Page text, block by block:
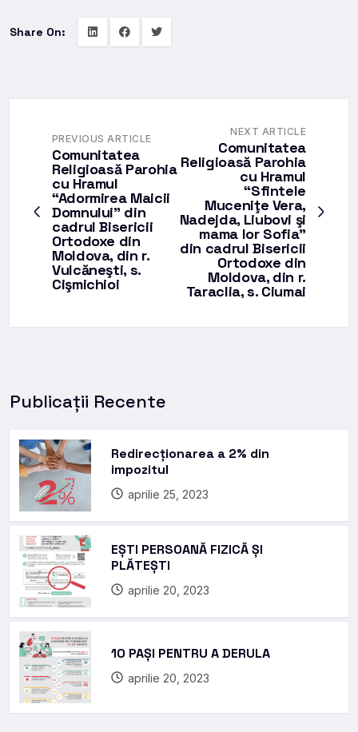
Share On:
PREVIOUS ARTICLE
Comunitatea
Religioasă Parohia
cu Hramul
“Adormirea Maicii
Domnului” din
cadrul Bisericii
Ortodoxe din
Moldova, din r.
Vulcăneşti, s.
Cişmichioi
NEXT ARTICLE
Comunitatea
Religioasă Parohia
cu Hramul
“Sfintele
Muceniţe Vera,
Nadejda, Liubovi şi
mama lor Sofia”
din cadrul Bisericii
Ortodoxe din
Moldova, din r.
Taraclia, s. Ciumai
Publicații Recente
Redirecționarea a 2% din
impozitul
aprilie 25, 2023
EȘTI PERSOANĂ FIZICĂ ȘI
PLĂTEȘTI
aprilie 20, 2023
10 PAȘI PENTRU A DERULA
aprilie 20, 2023